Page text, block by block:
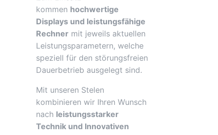
kommen hochwertige
Displays und leistungsfähige
Rechner mit jeweils aktuellen
Leistungsparametern, welche
speziell für den störungsfreien
Dauerbetrieb ausgelegt sind.
Mit unseren Stelen
kombinieren wir Ihren Wunsch
nach leistungsstarker
Technik und Innovativen